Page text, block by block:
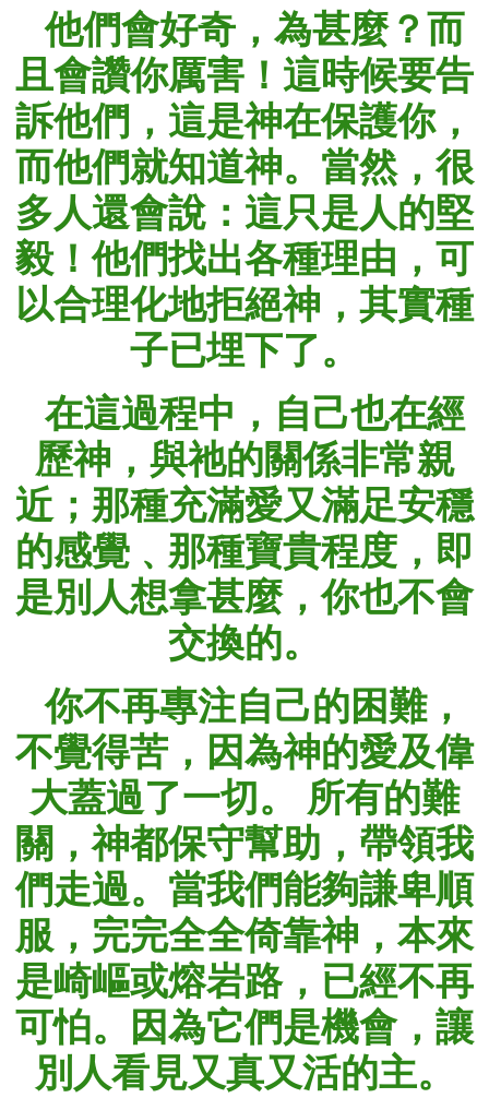
他們會好奇，為甚麼？而
且會讚你厲害！這時候要告
訴他們，這是神在保護你，
而他們就知道神。當然，很
多人還會說：這只是人的堅
毅！他們找出各種理由，可
以合理化地拒絕神，其實種
子已埋下了。
在這過程中，自己也在經
歷神，與祂的關係非常親
近；那種充滿愛又滿足安穩
的感覺﹑那種寶貴程度，即
是別人想拿甚麼，你也不會
交換的。
你不再專注自己的困難，
不覺得苦，因為神的愛及偉
大蓋過了一切。 所有的難
關，神都保守幫助，帶領我
們走過。當我們能夠謙卑順
服，完完全全倚靠神，本來
是崎嶇或熔岩路，已經不再
可怕。因為它們是機會，讓
別人看見又真又活的主。